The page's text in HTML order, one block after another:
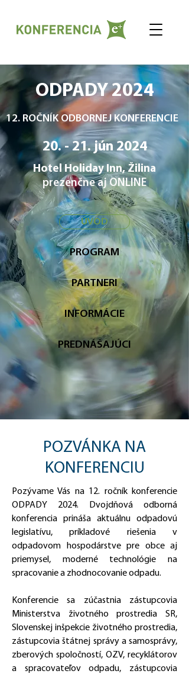
ODPADY 2024
12. ROČNÍK ODBORNEJ KONFERENCIE
20. - 21. jún 2024
Hotel Holiday Inn, Žilina
prezenčne aj ONLINE
ÚVOD
PROGRAM
PARTNERI
INFORMÁCIE
PREDNÁŠAJÚCI
POZVÁNKA NA
KONFERENCIU
Pozývame Vás na 12. ročník konferencie
ODPADY 2024. Dvojdňová odborná
konferencia prináša aktuálnu odpadovú
legislatívu, príkladové riešenia v
odpadovom hospodárstve pre obce aj
priemysel, moderné technológie na
spracovanie a zhodnocovanie odpadu.
Konferencie sa zúčastnia zástupcovia
Ministerstva životného prostredia SR,
Slovenskej inšpekcie životného prostredia,
zástupcovia štátnej správy a samosprávy,
zberových spoločností, OZV, recyklátorov
a spracovateľov odpadu, zástupcovia